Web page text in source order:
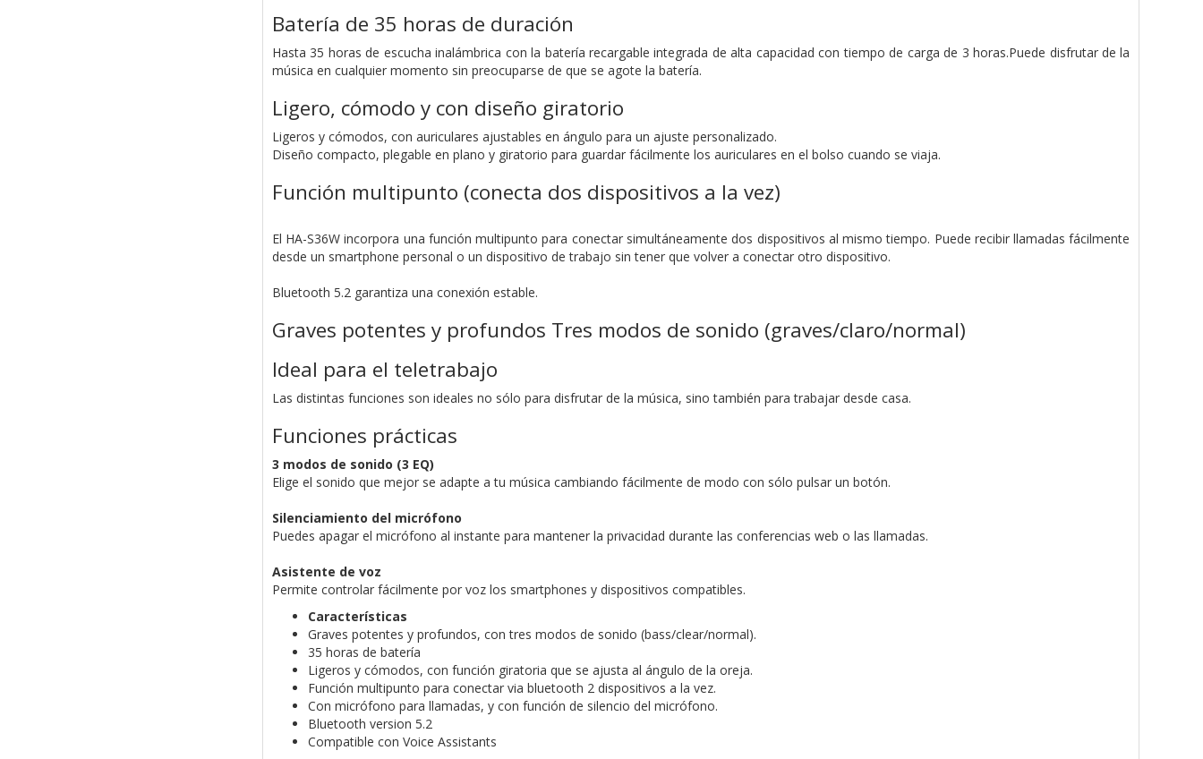
Batería de 35 horas de duración
Hasta 35 horas de escucha inalámbrica con la batería recargable integrada de alta capacidad con tiempo de carga de 3 horas.Puede disfrutar de la
música en cualquier momento sin preocuparse de que se agote la batería.
Ligero, cómodo y con diseño giratorio
Ligeros y cómodos, con auriculares ajustables en ángulo para un ajuste personalizado.
Diseño compacto, plegable en plano y giratorio para guardar fácilmente los auriculares en el bolso cuando se viaja.
Función multipunto (conecta dos dispositivos a la vez)
El HA-S36W incorpora una función multipunto para conectar simultáneamente dos dispositivos al mismo tiempo. Puede recibir llamadas fácilmente
desde un smartphone personal o un dispositivo de trabajo sin tener que volver a conectar otro dispositivo.
Bluetooth 5.2 garantiza una conexión estable.
Graves potentes y profundos Tres modos de sonido (graves/claro/normal)
Ideal para el teletrabajo
Las distintas funciones son ideales no sólo para disfrutar de la música, sino también para trabajar desde casa.
Funciones prácticas
3 modos de sonido (3 EQ)
Elige el sonido que mejor se adapte a tu música cambiando fácilmente de modo con sólo pulsar un botón.
Silenciamiento del micrófono
Puedes apagar el micrófono al instante para mantener la privacidad durante las conferencias web o las llamadas.
Asistente de voz
Permite controlar fácilmente por voz los smartphones y dispositivos compatibles.
Características
Graves potentes y profundos, con tres modos de sonido (bass/clear/normal).
35 horas de batería
Ligeros y cómodos, con función giratoria que se ajusta al ángulo de la oreja.
Función multipunto para conectar via bluetooth 2 dispositivos a la vez.
Con micrófono para llamadas, y con función de silencio del micrófono.
Bluetooth version 5.2
Compatible con Voice Assistants